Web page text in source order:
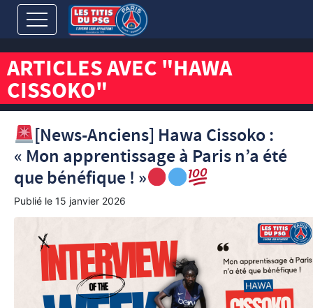
ARTICLES AVEC "HAWA
CISSOKO"
[News-Anciens] Hawa Cissoko :
« Mon apprentissage à Paris n’a été
que bénéfique ! »
Publié le 15 janvier 2026